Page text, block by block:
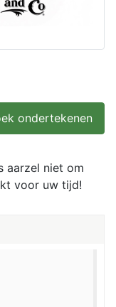
ondertekenen
aarzel niet om
voor uw tijd!